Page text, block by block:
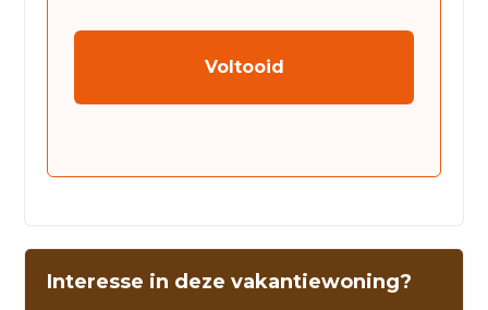
Interesse in deze vakantiewoning?